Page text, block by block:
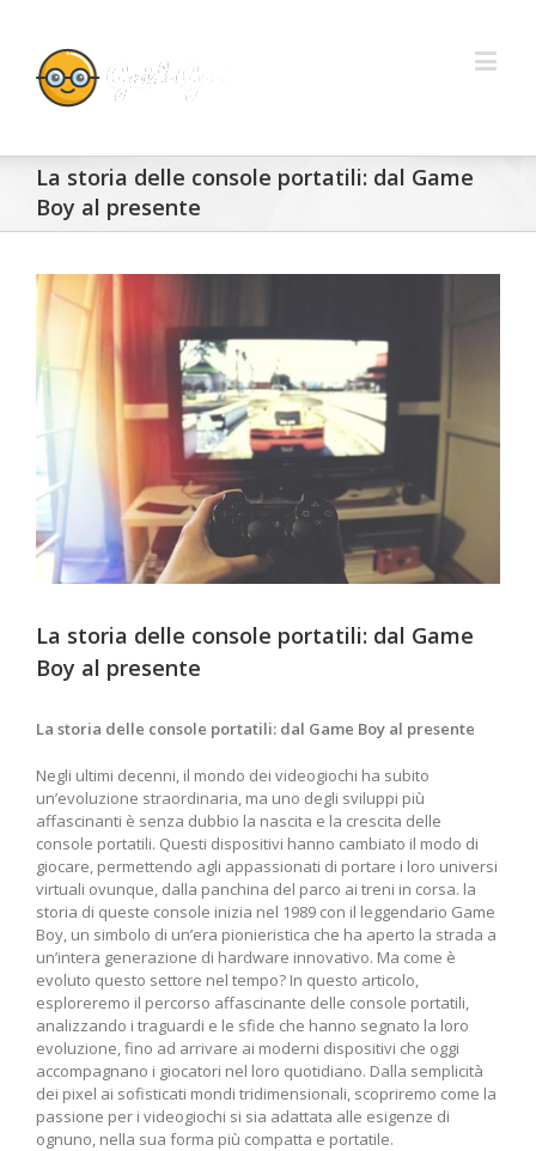
La storia delle console portatili: dal Game
Boy al presente
View
Larger
La storia delle console portatili: dal Game
Boy al presente
La storia⁢ delle console portatili: dal Game Boy ‌al ⁢presente
Negli ultimi decenni, il mondo dei videogiochi ha subito
⁤un’evoluzione straordinaria, ma uno ⁢degli sviluppi⁢ più
affascinanti ⁢è ⁢senza dubbio la nascita e la crescita delle
⁢console portatili. Questi⁣ dispositivi hanno ⁣cambiato il modo di
giocare,​ permettendo agli appassionati di portare i loro universi
virtuali ovunque, dalla⁤ panchina del parco‍ ai treni in corsa. la
storia di queste ⁣console⁤ inizia nel 1989 ​con il ‍leggendario Game
Boy, un simbolo di un’era pionieristica che⁤ ha aperto la strada a
un’intera generazione di hardware innovativo. Ma come è
evoluto questo settore nel‍ tempo? In questo articolo,
esploreremo il percorso affascinante delle console portatili,
analizzando i traguardi e le sfide che hanno segnato⁣ la loro
evoluzione, fino ad arrivare ai moderni dispositivi che oggi
accompagnano i giocatori⁢ nel loro quotidiano.‌ Dalla ‍semplicità
dei pixel ai sofisticati mondi tridimensionali, scopriremo come la
passione per i videogiochi si sia adattata alle esigenze⁢ di​
ognuno, nella sua forma più compatta e portatile.